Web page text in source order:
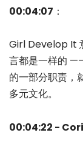
00:04:07 ：
Girl Develop It
言都是一样的
的一部分职责，
多元文化。
00:04:22 -